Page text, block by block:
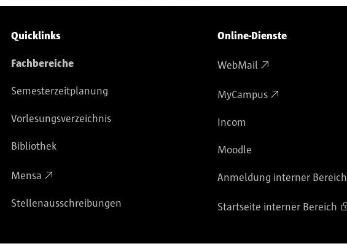
Service-Navigation
Quicklinks
Fachbereiche
Semesterzeitplanung
Vorlesungsverzeichnis
Bibliothek
Mensa
Stellenausschreibungen
Online-Dienste
WebMail
MyCampus
Incom
Moodle
Anmeldung interner Bereich
Startseite interner Bereich